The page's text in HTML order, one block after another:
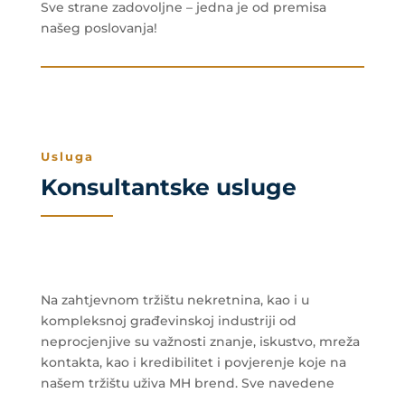
Sve strane zadovoljne – jedna je od premisa
našeg poslovanja!
Usluga
Konsultantske usluge
Na zahtjevnom tržištu nekretnina, kao i u
kompleksnoj građevinskoj industriji od
neprocjenjive su važnosti znanje, iskustvo, mreža
kontakta, kao i kredibilitet i povjerenje koje na
našem tržištu uživa MH brend. Sve navedene